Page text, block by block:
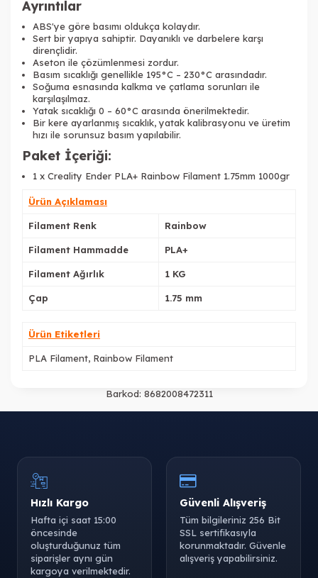
Ayrıntılar
ABS'ye göre basımı oldukça kolaydır.
Sert bir yapıya sahiptir. Dayanıklı ve darbelere karşı
dirençlidir.
Aseton ile çözümlenmesi zordur.
Basım sıcaklığı genellikle 195°C – 230°C arasındadır.
Soğuma esnasında kalkma ve çatlama sorunları ile
karşılaşılmaz.
Yatak sıcaklığı 0 – 60°C arasında önerilmektedir.
Bir kere ayarlanmış sıcaklık, yatak kalibrasyonu ve üretim
hızı ile sorunsuz basım yapılabilir.
Paket İçeriği:
1 x Creality Ender PLA+ Rainbow Filament 1.75mm 1000gr
Ürün Açıklaması
Filament Renk Rainbow
Filament Hammadde PLA+
Filament Ağırlık 1 KG
Çap 1.75 mm
Ürün Etiketleri
PLA Filament, Rainbow Filament
Barkod: 8682008472311
Hızlı Kargo
Hafta içi saat 15:00
öncesinde
oluşturduğunuz tüm
siparişler aynı gün
kargoya verilmektedir.
Güvenli Alışveriş
Tüm bilgileriniz 256 Bit
SSL sertifikasıyla
korunmaktadır. Güvenle
alışveriş yapabilirsiniz.